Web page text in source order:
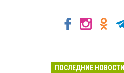
ПОСЛЕДНИЕ НОВОСТИ